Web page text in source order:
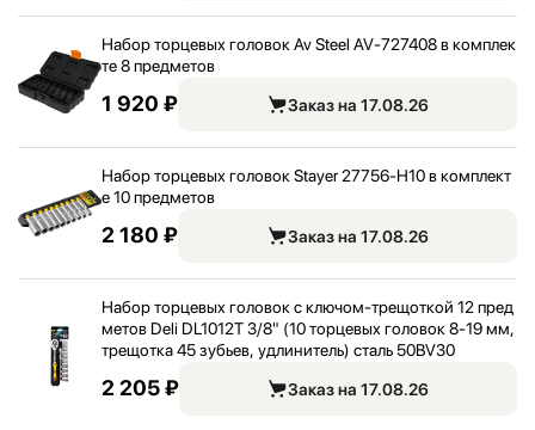
Набор торцевых головок Av Steel AV-727408 в комплек
те 8 предметов
1 920 ₽ Заказ на 17.08.26
Набор торцевых головок Stayer 27756-H10 в комплект
е 10 предметов
2 180 ₽ Заказ на 17.08.26
Набор торцевых головок с ключом-трещоткой 12 пред
метов Deli DL1012T 3/8" (10 торцевых головок 8-19 мм,
трещотка 45 зубьев, удлинитель) сталь 50BV30
2 205 ₽ Заказ на 17.08.26